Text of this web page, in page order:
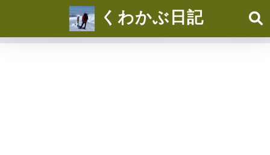
くわかぶ日記